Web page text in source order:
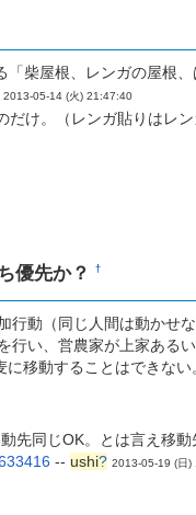
柴屋根、レンガの屋根
2013-05-14 (火) 21:47:40
け。（レンガ貼りはレ
優先か？†
動（同じ人間は動かせ
い、営農家が上家あるい
に移動することはできない
同じOK。とは言え移動
-- ushi? 2013-05-19 (日)